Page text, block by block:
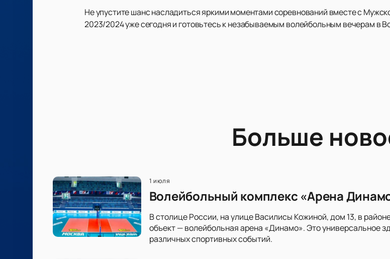
Не упустите шанс насладиться яркими моментами соревнований вместе с
2023/2024 уже сегодня и готовьтесь к незабываемым волейбольным вечерам в
Больше
1 июля
Волейбольный комплекс «Арена
В столице России, на улице Василисы Кожиной, дом 13, в
объект — волейбольная арена «Динамо». Это универсальное
различных спортивных событий.